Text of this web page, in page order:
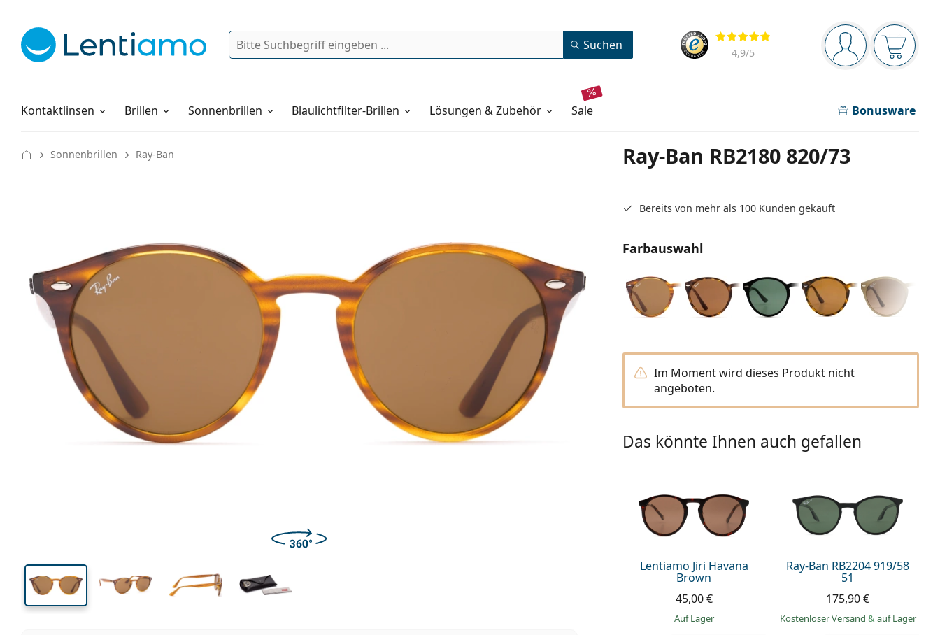
Navigationsleiste
Sie sind Der
Bewertung
4,9/5
Suche Suchen
Kontaktlinsen
Pflegemittel Brillen Sonnenbrillen Blaulichtfilter-Brillen Lösungen & Zubehör sale Bonusware
Alles über den Einkauf
Ray-Ban RB2180 820/73
Sonnenbrillen Ray-Ban
Bereits von mehr als 100 Kunden gekauft
Farbauswahl
Im Moment wird dieses Produkt nicht
angeboten.
Das könnte Ihnen auch gefallen
Lentiamo Jiri Havana
Brown
45,00 €
auf Lager
Ray-Ban RB2204 919/58
51
175,90 €
Kostenloser Versand & auf Lager